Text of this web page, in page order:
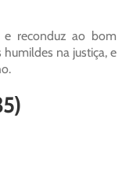
reconduz ao bom
na justiça, e